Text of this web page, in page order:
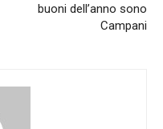
buoni dell’anno sono
Campani